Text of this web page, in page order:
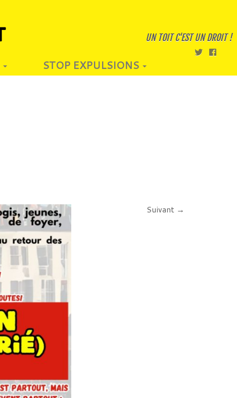
UN TOIT C'EST UN DROIT !
STOP EXPULSIONS
Suivant →